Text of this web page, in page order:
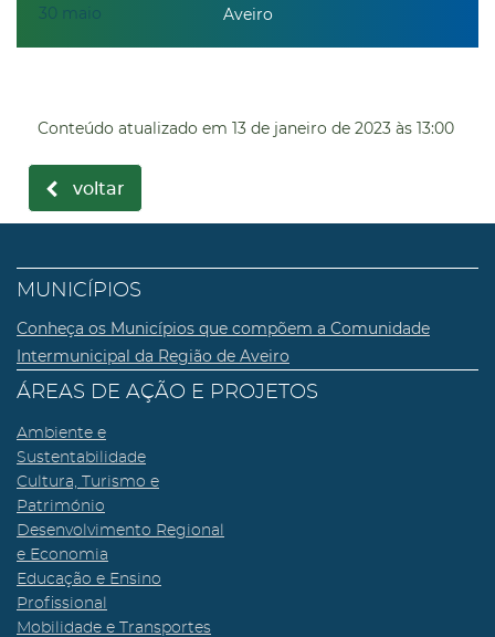
30 maio Aveiro
Conteúdo atualizado em 13 de janeiro de 2023 às 13:00
voltar
MUNICÍPIOS
Conheça os Municípios que compõem a Comunidade
Intermunicipal da Região de Aveiro
ÁREAS DE AÇÃO E PROJETOS
Ambiente e
Sustentabilidade
Cultura, Turismo e
Património
Desenvolvimento Regional
e Economia
Educação e Ensino
Profissional
Mobilidade e Transportes